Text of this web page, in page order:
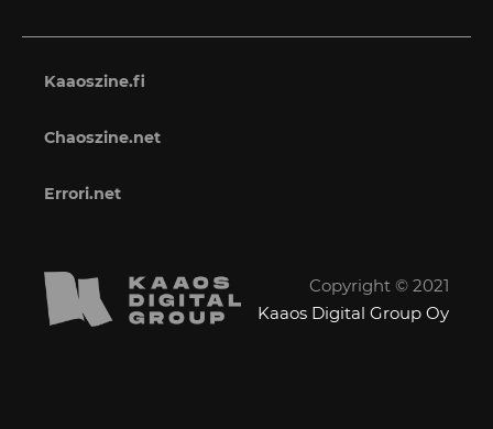
Kaaoszine.fi
Chaoszine.net
Errori.net
Copyright © 2021
Kaaos Digital Group Oy